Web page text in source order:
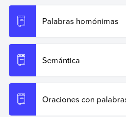
Palabras homónimas
Semántica
Oraciones con